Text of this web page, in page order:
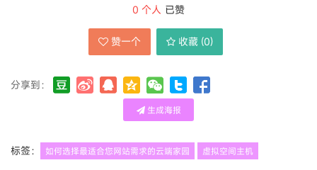
选择策略，结合超过2000字的详细分析和实践经
验，为您提供一套完整的决策框架。
我们必须理解虚拟空间主机的本质。简单来说，虚
拟空间主机是通过虚拟化技术将一台物理服务器分
割成多个独立的虚拟环境，每个环境都可以运行独
立的操作系统和应用程序。这种技术使得资源分配
0 个人 已赞
赞一个 收藏 (0)
分享到：
生成海报
标签： 如何选择最适合您网站需求的云端家园 虚拟空间主机